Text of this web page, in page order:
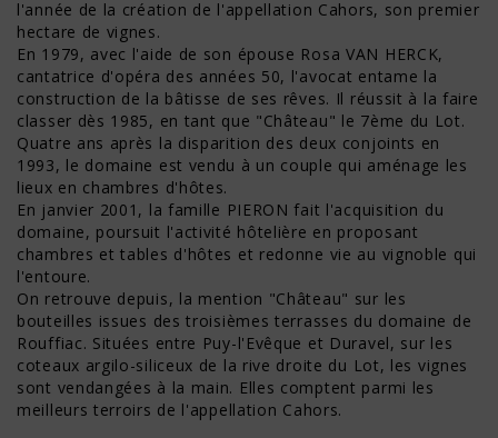
l'année de la création de l'appellation Cahors, son premier
hectare de vignes.
En 1979, avec l'aide de son épouse Rosa VAN HERCK,
cantatrice d'opéra des années 50, l'avocat entame la
construction de la bâtisse de ses rêves. Il réussit à la faire
classer dès 1985, en tant que "Château" le 7ème du Lot.
Quatre ans après la disparition des deux conjoints en
1993, le domaine est vendu à un couple qui aménage les
lieux en chambres d'hôtes.
En janvier 2001, la famille PIERON fait l'acquisition du
domaine, poursuit l'activité hôtelière en proposant
chambres et tables d'hôtes et redonne vie au vignoble qui
l'entoure.
On retrouve depuis, la mention "Château" sur les
bouteilles issues des troisièmes terrasses du domaine de
Rouffiac. Situées entre Puy-l'Evêque et Duravel, sur les
coteaux argilo-siliceux de la rive droite du Lot, les vignes
sont vendangées à la main. Elles comptent parmi les
meilleurs terroirs de l'appellation Cahors.